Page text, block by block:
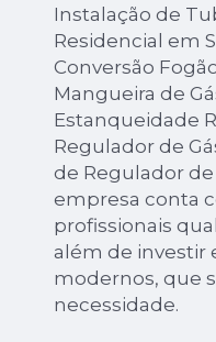
Instalação de
Residencial em
Conversão
Mangueira de
Estanqueidade
Regulador de
de Regulador de
empresa conta
profissionais
além de investir
modernos, que
necessidade.